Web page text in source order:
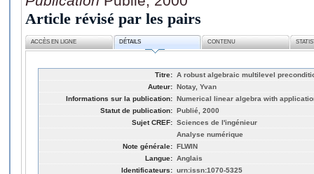
Article révisé par les pairs
ACCÈS EN LIGNE DÉTAILS CONTENU
Titre: A robust algebraic multilevel
Auteur: Notay, Yvan
Informations sur la publication: Numerical linear algebra with
Statut de publication: Publié, 2000
Sujet CREF: Sciences de l'ingénieur
Analyse numérique
Note générale: FLWIN
Langue: Anglais
Identificateurs: urn:issn:1070-5325